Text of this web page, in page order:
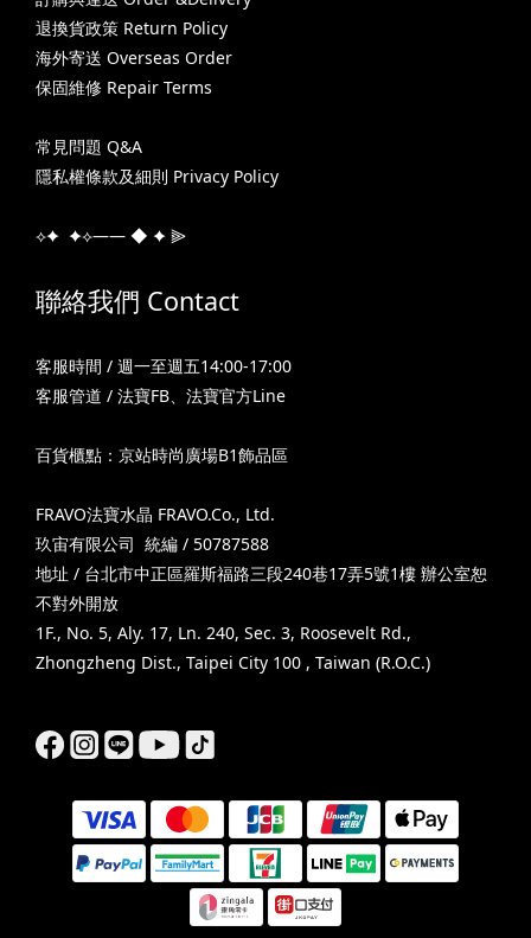
退換貨政策 Return Policy
海外寄送 Overseas Order
保固維修 Repair Terms
常見問題 Q&A
隱私權條款及細則 Privacy Policy
⟡✦ ✦⟡—— ◆ ✦ ⫸
聯絡我們 Contact
客服時間 / 週一至週五14:00-17:00
客服管道 / 法寶FB、 法寶官方Line
百貨櫃點：京站時尚廣場B1飾品區
FRAVO法寶水晶 FRAVO.Co., Ltd.
玖宙有限公司 統編 / 50787588
地址 / 台北市中正區羅斯福路三段240巷17弄5號1樓 辦公室恕
不對外開放
1F., No. 5, Aly. 17, Ln. 240, Sec. 3, Roosevelt Rd.,
Zhongzheng Dist., Taipei City 100 , Taiwan (R.O.C.)